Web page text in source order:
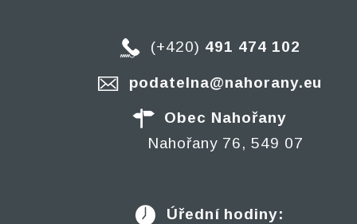
(+420) 491 474 102
podatelna@nahorany.eu
Obec Nahořany
Nahořany 76, 549 07
Úřední hodiny: